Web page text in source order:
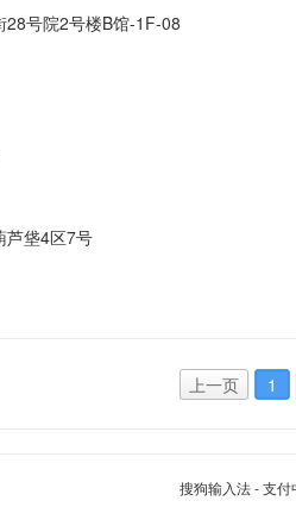
28号院2号楼B馆-1F-08
芦垡4区7号
上一页 1
搜狗输入法-支付